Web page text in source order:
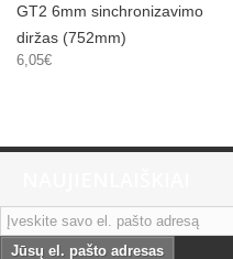
GT2 6mm sinchronizavimo
diržas (752mm)
6,05€
Jūsų el. pašto adresas